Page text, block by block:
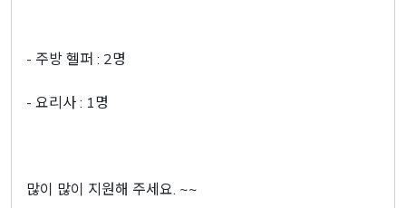
- 주방 헬퍼 : 2명
- 요리사 : 1명
많이 많이 지원해 주세요. ~~